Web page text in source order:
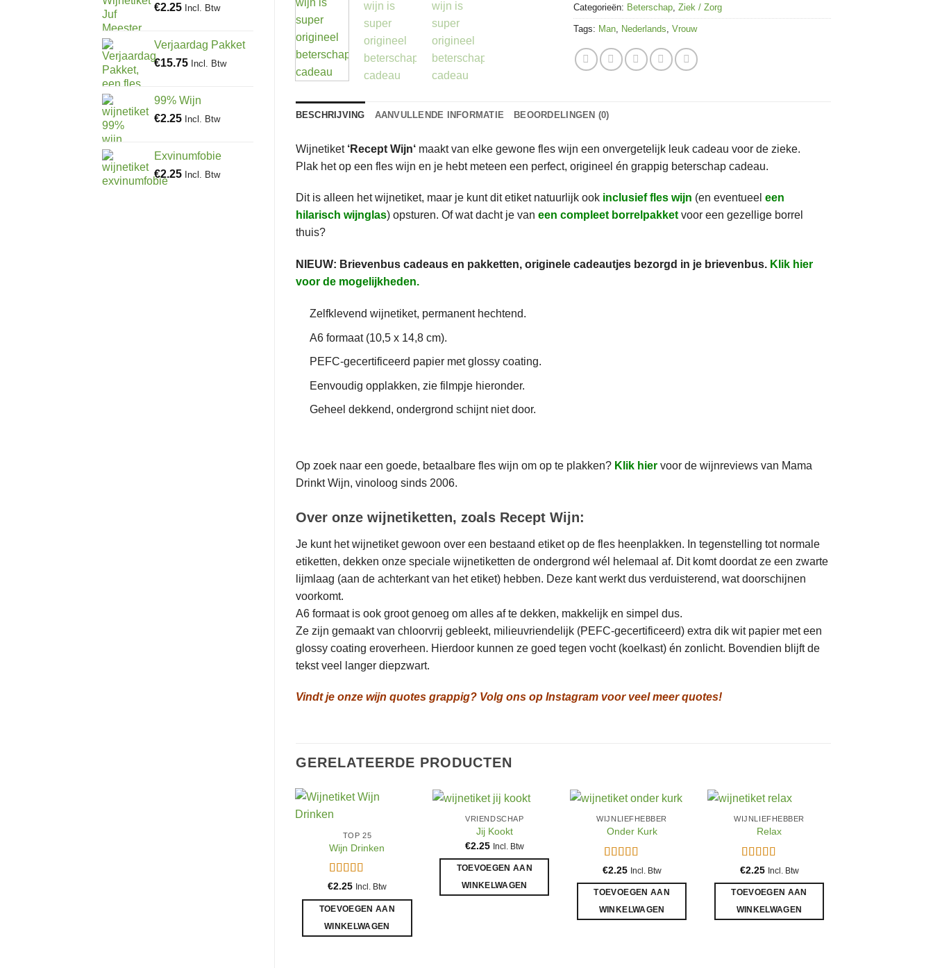
€2.25 Incl. Btw
Verjaardag Pakket
€15.75 Incl. Btw
99% Wijn
€2.25 Incl. Btw
Exvinumfobie
€2.25 Incl. Btw
Categorieën: Beterschap ,Ziek / Zorg
Tags: Man Nederlands ,Vrouw
BESCHRIJVING AANVULLENDE INFORMATIE BEOORDELINGEN (0)
Wijnetiket ‘Recept Wijn‘maakt van elke gewone fles wijn een onvergetelijk leuk cadeau voor de zieke.
Plak het op een fles wijn en je hebt meteen een perfect, origineel én grappig beterschap cadeau.
Dit is alleen het wijnetiket, maar je kunt dit etiket natuurlijk ook inclusief fles wijn (en eventueel een
hilarisch wijnglas) opsturen. Of wat dacht je van een compleet borrelpakketvoor een gezellige borrel
thuis?
NIEUW: Brievenbus cadeaus en pakketten, originele cadeautjes bezorgd in je brievenbus. Klik hier
voor de mogelijkheden.
Zelfklevend wijnetiket, permanent hechtend.
A6 formaat (10,5 x 14,8 cm).
PEFC-gecertificeerd papier met glossy coating.
Eenvoudig opplakken, zie filmpje hieronder.
Geheel dekkend, ondergrond schijnt niet door.
Op zoek naar een goede, betaalbare fles wijn om op te plakken? Klik hiervoor de wijnreviews van Mama
Drinkt Wijn, vinoloog sinds 2006.
Over onze wijnetiketten, zoals Recept Wijn:
Je kunt het wijnetiket gewoon over een bestaand etiket op de fles heenplakken. In tegenstelling tot normale
etiketten, dekken onze speciale wijnetiketten de ondergrond wél helemaal af. Dit komt doordat ze een zwarte
lijmlaag (aan de achterkant van het etiket) hebben. Deze kant werkt dus verduisterend, wat doorschijnen
voorkomt.
A6 formaat is ook groot genoeg om alles af te dekken, makkelijk en simpel dus.
Ze zijn gemaakt van chloorvrij gebleekt, milieuvriendelijk (PEFC-gecertificeerd) extra dik wit papier met een
glossy coating eroverheen. Hierdoor kunnen ze goed tegen vocht (koelkast) én zonlicht. Bovendien blijft de
tekst veel langer diepzwart.
Vindt je onze wijn quotes grappig? Volg ons op Instagram voor veel meer quotes!
GERELATEERDE PRODUCTEN
TOP 25
Wijn Drinken
Gewaardeerd
€2.25 Incl. Btw
TOEVOEGEN AAN
WINKELWAGEN
VRIENDSCHAP
Jij Kookt
€2.25 Incl. Btw
TOEVOEGEN AAN
WINKELWAGEN
WIJNLIEFHEBBER
Onder Kurk
Gewaardeerd
€2.25 Incl. Btw
TOEVOEGEN AAN
WINKELWAGEN
WIJNLIEFHEBBER
Relax
Gewaardeerd
€2.25 Incl. Btw
TOEVOEGEN AAN
WINKELWAGEN